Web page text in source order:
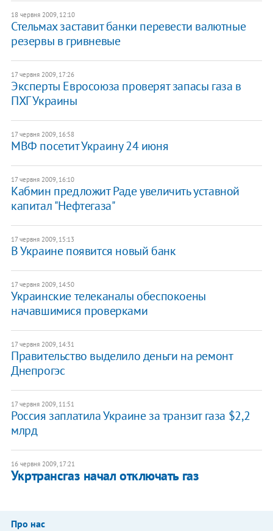
18 червня 2009, 12:10
Стельмах заставит банки перевести валютные
резервы в гривневые
17 червня 2009, 17:26
Эксперты Евросоюза проверят запасы газа в
ПХГ Украины
17 червня 2009, 16:58
МВФ посетит Украину 24 июня
17 червня 2009, 16:10
Кабмин предложит Раде увеличить уставной
капитал "Нефтегаза"
17 червня 2009, 15:13
В Украине появится новый банк
17 червня 2009, 14:50
Украинские телеканалы обеспокоены
начавшимися проверками
17 червня 2009, 14:31
Правительство выделило деньги на ремонт
Днепрогэс
17 червня 2009, 11:51
Россия заплатила Украине за транзит газа $2,2
млрд
16 червня 2009, 17:21
Укртрансгаз начал отключать газ
Про нас